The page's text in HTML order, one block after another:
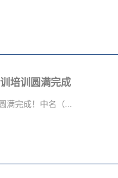
审核 长城汽车审核 大众汽车
车、理想、吉利等汽车厂商以
Pin领域，经过多年的发展，
解决方案，在业内具备持续
管理
一汽大众、奔驰、奥迪、宝
培训圆满完成
满完成！中名（...
月11日在香港联交所上市,股